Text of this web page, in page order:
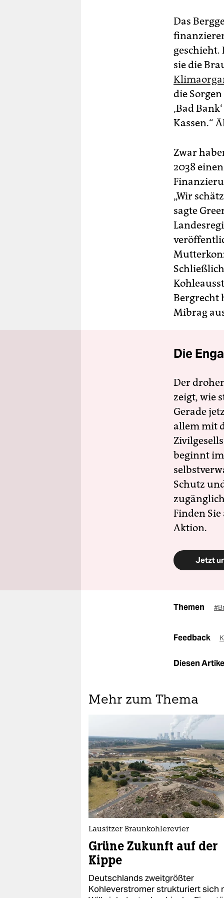
Das
sie die
die
‚Bad
Kassen.“
Zwar
2038
„Wir
sagte
Bergrecht
Mibrag
Die
Der
zeigt, wie
Gerade
allem mit
beginnt
Schutz
Finden
Aktion.
Jetzt
Themen
Feedback
Diesen
Mehr zum Thema
Lausitzer Braunkohlerevier
Grüne Zukunft auf der
Kippe
Deutschlands zweitgrößter
Kohleverstromer strukturiert sich